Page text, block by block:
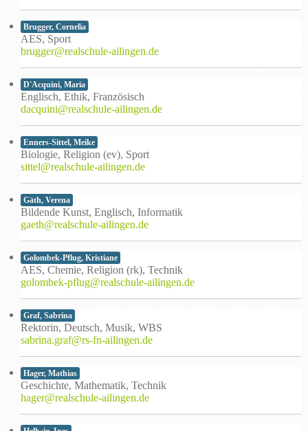
Brugger, Cornelia
AES, Sport
brugger@realschule-ailingen.de
D'Acquini, Maria
Englisch, Ethik, Französisch
dacquini@realschule-ailingen.de
Enners-Sittel, Meike
Biologie, Religion (ev), Sport
sittel@realschule-ailingen.de
Gäth, Verena
Bildende Kunst, Englisch, Informatik
gaeth@realschule-ailingen.de
Golombek-Pflug, Kristiane
AES, Chemie, Religion (rk), Technik
golombek-pflug@realschule-ailingen.de
Graf, Sabrina
Rektorin, Deutsch, Musik, WBS
sabrina.graf@rs-fn-ailingen.de
Hager, Mathias
Geschichte, Mathematik, Technik
hager@realschule-ailingen.de